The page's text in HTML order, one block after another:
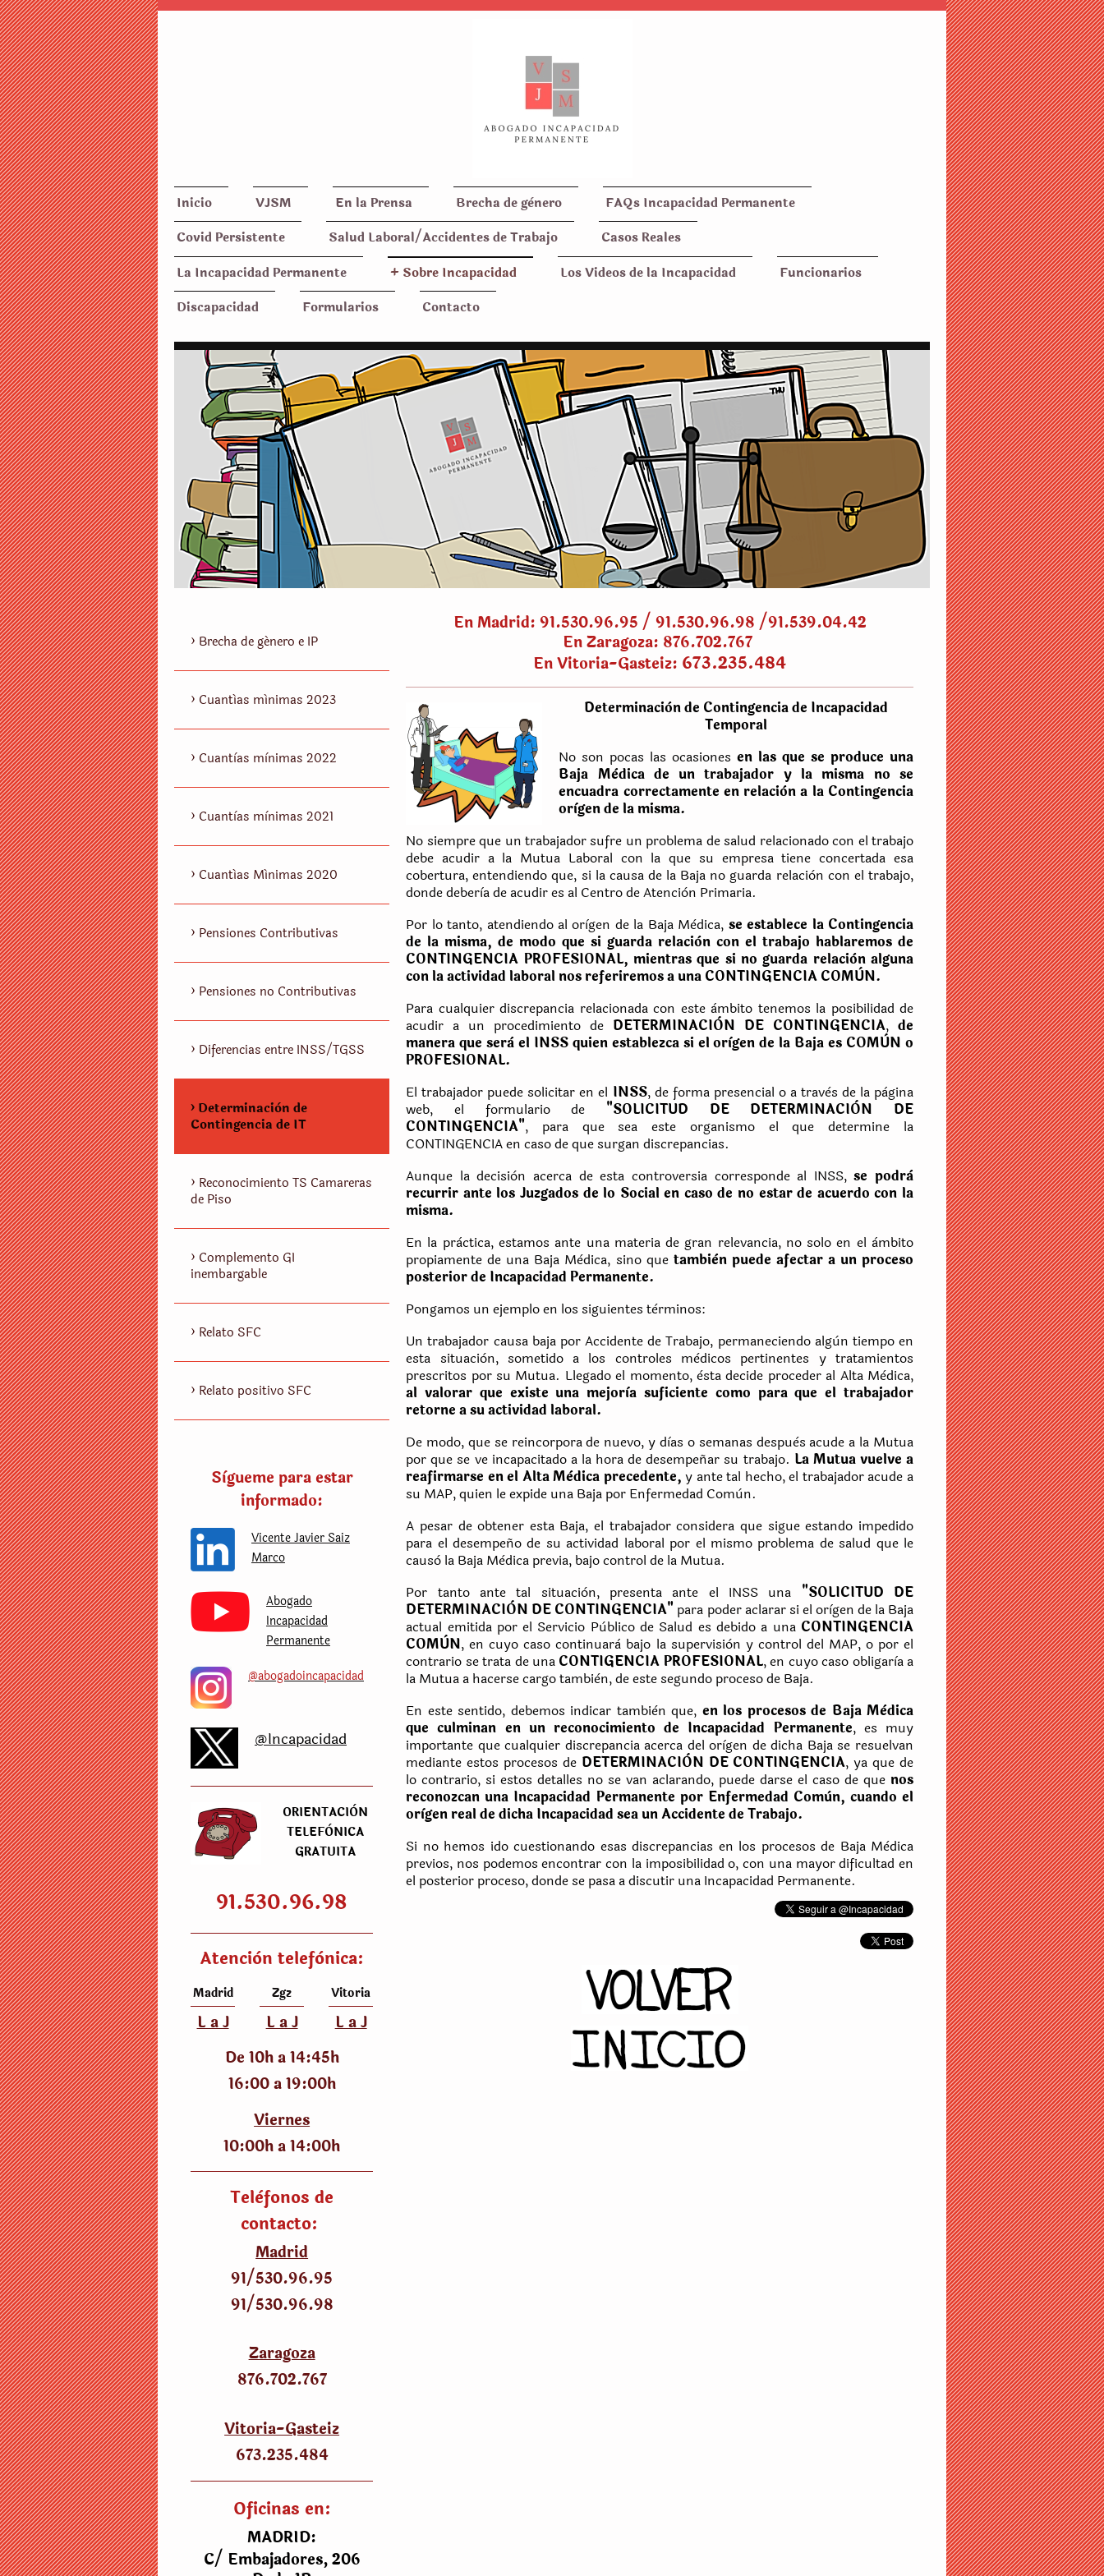
Inicio VJSM En la Prensa Brecha de gènero
FAQs Incapacidad Permanente
Covid Persistente
Salud Laboral/Accidentes de Trabajo
Casos Reales
La Incapacidad Permanente
+ Sobre Incapacidad Los Videos de la Incapacidad
Funcionarios
Discapacidad
Formularios Contacto
En Madrid: 91.530.96.95 / 91.530.96.98 /91.539.04.42
En Zaragoza: 876.702.767
En Vitoria-Gasteiz: 673.235.484
Determinaciòn de Contingencia de Incapacidad
Temporal
No son pocas las ocasionesen las que se produce una
Baja Mèdica de un trabajador y la misma no se
encuadra correctamente en relaciòn a la Contingencia
orìgen de la misma.
No siempre que un trabajador sufre un problema de salud relacionado con el trabajo
debe acudir a la Mutua Laboral con la que su empresa tiene concertada esa
cobertura, entendiendo que, si la causa de la Baja no guarda relaciòn con el trabajo,
donde deberìa de acudir es al Centro de Atenciòn Primaria.
Por lo tanto, atendiendo al orìgen de la Baja Mèdica, se establece la Contingencia
de la misma, de modo que si guarda relaciòn con el trabajo hablaremos de
CONTINGENCIA PROFESIONAL, mientras que si no guarda relaciòn alguna
con la actividad laboral nos referiremos a una CONTINGENCIA COMÙN.
Para cualquier discrepancia relacionada con este àmbito tenemos la posibilidad de
acudir a un procedimiento de DETERMINACIÒN DE CONTINGENCIA,de
manera que serà el INSS quien establezca si el orìgen de la Baja es COMÙN o
PROFESIONAL.
El trabajador puede solicitar en el INSS, de forma presencial o a travès de la pàgina
web, el formulario de "SOLICITUD DE DETERMINACIÒN DE
CONTINGENCIA", para que sea este organismo el que determine la
CONTINGENCIA en caso de que surgan discrepancias.
Aunque la decisiòn acerca de esta controversia corresponde al INSS,se podrà
recurrir ante los Juzgados de lo Social en caso de no estar de acuerdo con la
misma.
En la pràctica, estamos ante una materia de gran relevancia, no solo en el àmbito
propiamente de una Baja Mèdica, sino que tambièn puede afectar a un proceso
posterior de Incapacidad Permanente.
Pongamos un ejemplo en los siguientes tèrminos:
Un trabajador causa baja por Accidente de Trabajo, permaneciendo algùn tiempo en
esta situaciòn, sometido a los controles mèdicos pertinentes y tratamientos
prescritos por su Mutua. Llegado el momento, èsta decide proceder al Alta Mèdica,
al valorar que existe una mejorìa suficiente como para que el trabajador
retorne a su actividad laboral.
De modo, que se reincorpora de nuevo, y dìas o semanas despuès acude a la Mutua
por que se ve incapacitado a la hora de desempeñar su trabajo. La Mutua vuelve a
reafirmarse en el Alta Mèdica precedente, y ante tal hecho, el trabajador acude a
su MAP, quien le expide una Baja por Enfermedad Comùn.
A pesar de obtener esta Baja, el trabajador considera que sigue estando impedido
para el desempeño de su actividad laboral por el mismo problema de salud que le
causò la Baja Mèdica previa, bajo control de la Mutua.
Por tanto ante tal situaciòn, presenta ante el INSS una "SOLICITUD DE
DETERMINACIÒN DE CONTINGENCIA" para poder aclarar si el orìgen de la Baja
actual emitida por el Servicio Pùblico de Salud es debido a una CONTINGENCIA
COMÙN, en cuyo caso continuarà bajo la supervisiòn y control del MAP, o por el
contrario se trata de una CONTIGENCIA PROFESIONAL, en cuyo caso obligarìa a
la Mutua a hacerse cargo tambièn, de este segundo proceso de Baja.
En este sentido, debemos indicar tambièn que, en los procesos de Baja Mèdica
que culminan en un reconocimiento de Incapacidad Permanente, es muy
importante que cualquier discrepancia acerca del orìgen de dicha Baja se resuelvan
mediante estos procesos de DETERMINACIÒN DE CONTINGENCIA, ya que de
lo contrario, si estos detalles no se van aclarando, puede darse el caso de que nos
reconozcan una Incapacidad Permanente por Enfermedad Comùn, cuando el
orìgen real de dicha Incapacidad sea un Accidente de Trabajo.
Si no hemos ido cuestionando esas discrepancias en los procesos de Baja Mèdica
previos, nos podemos encontrar con la imposibilidad o, con una mayor dificultad en
el posterior proceso, donde se pasa a discutir una Incapacidad Permanente.
Brecha de género e IP
Cuantías mínimas 2023
Cuantìas mìnimas 2022
Cuantìas mìnimas 2021
Cuantías Mínimas 2020
Pensiones Contributivas
Pensiones no Contributivas
Diferencias entre INSS/TGSS
Determinaciòn de
Contingencia de IT
Reconocimiento TS Camareras
de Piso
Complemento GI
inembargable
Relato SFC
Relato positivo SFC
Sìgueme para estar
informado:
Vicente Javier Saiz
Marco
Abogado
Incapacidad
Permanente
@abogadoincapacidad
@Incapacidad
ORIENTACIÒN
TELEFÒNICA
GRATUITA
91.530.96.98
Atenciòn telefònica:
Madrid
L a J
Zgz
L a J
Vitoria
L a J
De 10h a 14:45h
16:00 a 19:00h
Viernes
10:00h a 14:00h
Telèfonos de
contacto:
Madrid
91/530.96.95
91/530.96.98
Zaragoza
876.702.767
Vitoria-Gasteiz
673.235.484
Oficinas en:
MADRID:
C/ Embajadores, 206